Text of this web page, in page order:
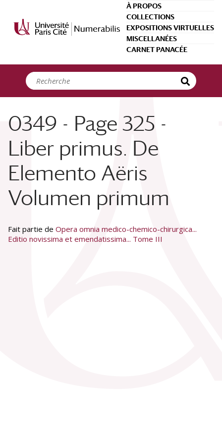
À PROPOS
COLLECTIONS
EXPOSITIONS VIRTUELLES
MISCELLANÉES
CARNET PANACÉE
0349 - Page 325 -
Liber primus. De
Elemento Aëris
Volumen primum
Fait partie de Opera omnia medico-chemico-chirurgica...
Editio novissima et emendatissima... Tome III